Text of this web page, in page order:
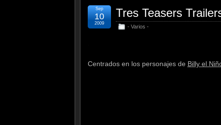
Tres Teasers
- Varios -
Sep
10
2009
Centrados en los personajes de Billy el